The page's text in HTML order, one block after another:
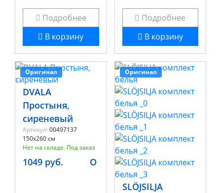
Подробнее
В корзину
Подробнее
В корзину
Оригинал
DVALA
Простыня,
сиреневый
Артикул: 00497137
150x260 см
Нет на складе. Под заказ
1049 руб. O
Оригинал
SLÖJSILJA